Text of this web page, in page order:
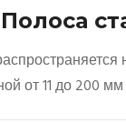
от 11 до 200